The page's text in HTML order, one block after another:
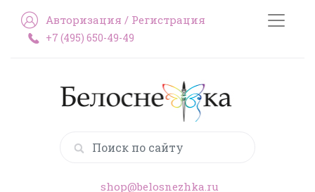
Авторизация / Регистрация
+7 (495) 650-49-49
shop@belosnezhka.ru